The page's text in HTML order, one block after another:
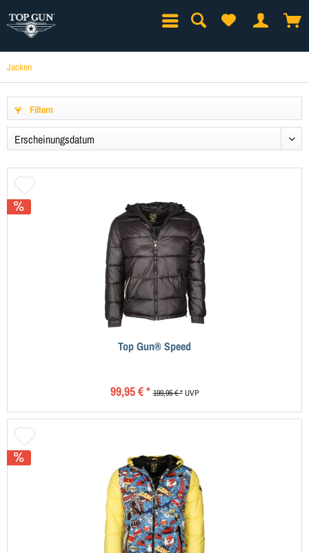
Jacken
Filtern
Top Gun® Speed
99,95 € * 199,95 € *UVP